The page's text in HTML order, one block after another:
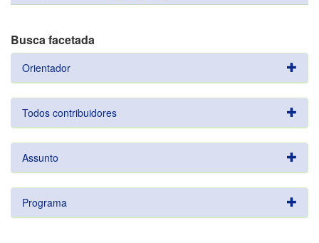
Busca facetada
Orientador
Todos contribuidores
Assunto
Programa